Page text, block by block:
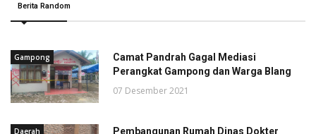
Berita Random
Gampong
Camat Pandrah Gagal Mediasi
Perangkat Gampong dan Warga Blang
07 Desember 2021
Daerah
Pembangunan Rumah Dinas Dokter